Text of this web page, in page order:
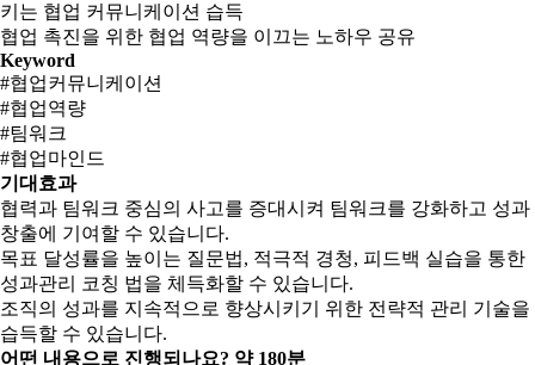
키는 협업 커뮤니케이션 습득
협업 촉진을 위한 협업 역량을 이끄는 노하우 공유
Keyword
#협업커뮤니케이션
#협업역량
#팀워크
#협업마인드
기대효과
협력과 팀워크 중심의 사고를 증대시켜 팀워크를 강화하고 성과
창출에 기여할 수 있습니다.
목표 달성률을 높이는 질문법, 적극적 경청, 피드백 실습을 통한
성과관리 코칭 법을 체득화할 수 있습니다.
조직의 성과를 지속적으로 향상시키기 위한 전략적 관리 기술을
습득할 수 있습니다.
어떤 내용으로 진행되나요? 약 180분